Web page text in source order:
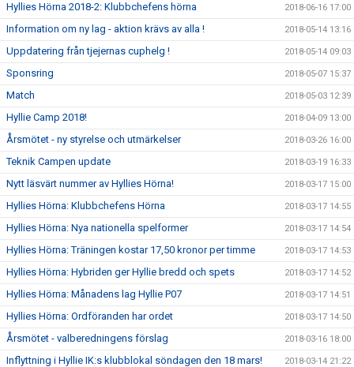
Hyllies Hörna 2018-2: Klubbchefens hörna 2018-06-16 17:00
Information om ny lag - aktion krävs av alla ! 2018-05-14 13:16
Uppdatering från tjejernas cuphelg ! 2018-05-14 09:03
Sponsring 2018-05-07 15:37
Match 2018-05-03 12:39
Hyllie Camp 2018! 2018-04-09 13:00
Årsmötet - ny styrelse och utmärkelser 2018-03-26 16:00
Teknik Campen update 2018-03-19 16:33
Nytt läsvärt nummer av Hyllies Hörna! 2018-03-17 15:00
Hyllies Hörna: Klubbchefens Hörna 2018-03-17 14:55
Hyllies Hörna: Nya nationella spelformer 2018-03-17 14:54
Hyllies Hörna: Träningen kostar 17,50 kronor per timme 2018-03-17 14:53
Hyllies Hörna: Hybriden ger Hyllie bredd och spets 2018-03-17 14:52
Hyllies Hörna: Månadens lag Hyllie P07 2018-03-17 14:51
Hyllies Hörna: Ordföranden har ordet 2018-03-17 14:50
Årsmötet - valberedningens förslag 2018-03-16 18:00
Inflyttning i Hyllie IK:s klubblokal söndagen den 18 mars! 2018-03-14 21:22